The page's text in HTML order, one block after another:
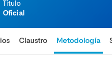
Título
Oficial
Claustro Metodología